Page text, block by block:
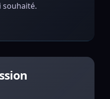
souhaité.